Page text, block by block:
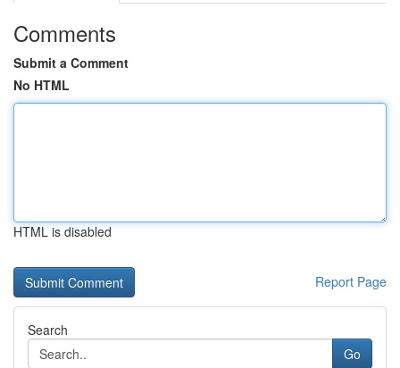
Comments
Submit a Comment
No HTML
HTML is disabled
Report Page
Search
Go